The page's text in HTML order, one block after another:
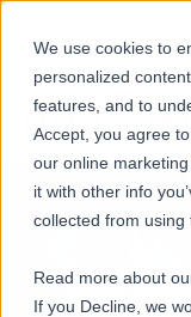
We use cookies to
personalized
features, and to
Accept, you agree
our online
it with other info
collected from using
Read more about
If you Decline, we